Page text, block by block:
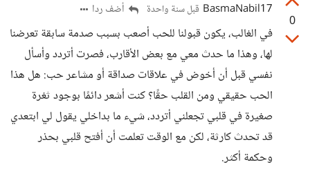
0
BasmaNabil17 قبل سنة واحدة أضف ردا
في الغالب، يكون قبولنا للحب أصعب بسبب صدمة سابقة تعرضنا
لها، وهذا ما حدث معي مع بعض الأقارب، فصرت أتردد وأسأل
نفسي قبل أن أخوض في علاقات صداقة أو مشاعر حب: هل هذا
الحب حقيقي ومن القلب حقًا؟ كنت أشعر دائمًا بوجود ثغرة
صغيرة في قلبي تجعلني أتردد، شيء ما بداخلي يقول لي ابتعدي
قد تحدث كارثة، لكن مع الوقت تعلمت أن أفتح قلبي بحذر
وحكمة أكثر.